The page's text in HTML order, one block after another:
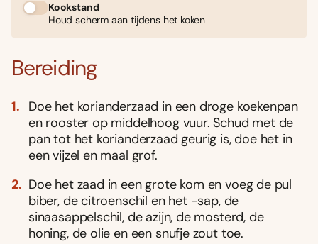
Kookstand
Houd scherm aan tijdens het koken
Bereiding
Doe het korianderzaad in een droge koekenpan
en rooster op middelhoog vuur. Schud met de
pan tot het korianderzaad geurig is, doe het in
een vijzel en maal grof.
Doe het zaad in een grote kom en voeg de pul
biber, de citroenschil en het -sap, de
sinaasappelschil, de azijn, de mosterd, de
honing, de olie en een snufje zout toe.